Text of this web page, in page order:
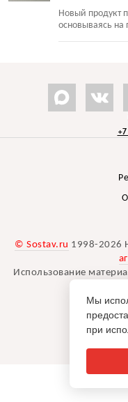
Новый продукт
основываясь на
© Sostav.ru 1998-2026
Использование
Мы
при